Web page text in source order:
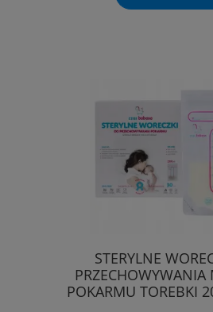
STERYLNE
PRZECHOWYWANIA
POKARMU TOREBKI